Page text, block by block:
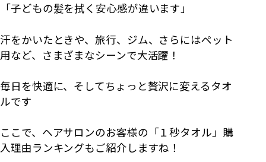
「子どもの髪を拭く安心感が違います」
汗をかいたときや、旅行、ジム、さらにはペット
用など、さまざまなシーンで大活躍！
毎日を快適に、そしてちょっと贅沢に変えるタオ
ルです
ここで、ヘアサロンのお客様の「１秒タオル」購
入理由ランキングもご紹介しますね！